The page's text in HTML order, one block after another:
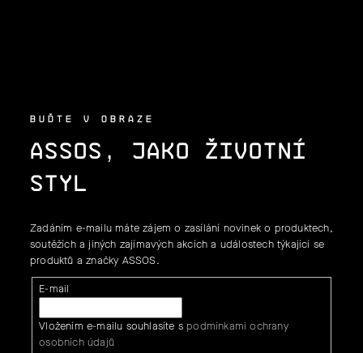
BUĎTE V OBRAZE
ASSOS, JAKO ŽIVOTNÍ
STYL
Zadáním e-mailu máte zájem o zasílání novinek o produktech,
soutěžích a jiných zajímavých akcích a událostech týkající se
produktů a značky ASSOS.
E-mail
Vložením e-mailu souhlasíte s podmínkami ochrany
osobních údajů